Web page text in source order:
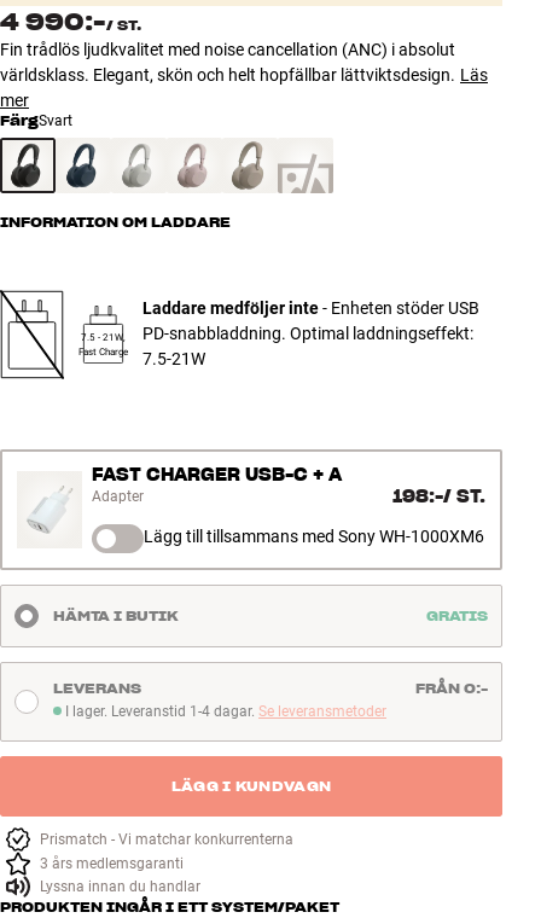
Bygg med ljud
Företag
4 990:-/ ST.
Fin trådlös ljudkvalitet med noise cancellation (ANC) i absolut
världsklass. Elegant, skön och helt hopfällbar lättviktsdesign. Läs
mer
FärgSvart
INFORMATION OM LADDARE
7.5 - 21W,
Fast Charge
Laddare medföljer inte- Enheten stöder USB
PD-snabbladdning. Optimal laddningseffekt:
7.5-21W
FAST CHARGER USB-C + A
Adapter 198:-/ ST.
Lägg till tillsammans med Sony WH-1000XM6
HÄMTA I BUTIK GRATIS
I lager. Leveranstid 1-4 dagar
I lager. Leveranstid 1-4 dagar. Se leveransmetoder
LEVERANS FRÅN 0:-
LÄGG I KUNDVAGN
Prismatch - Vi matchar konkurrenterna
3 års medlemsgaranti
Lyssna innan du handlar
PRODUKTEN INGÅR I ETT SYSTEM/PAKET